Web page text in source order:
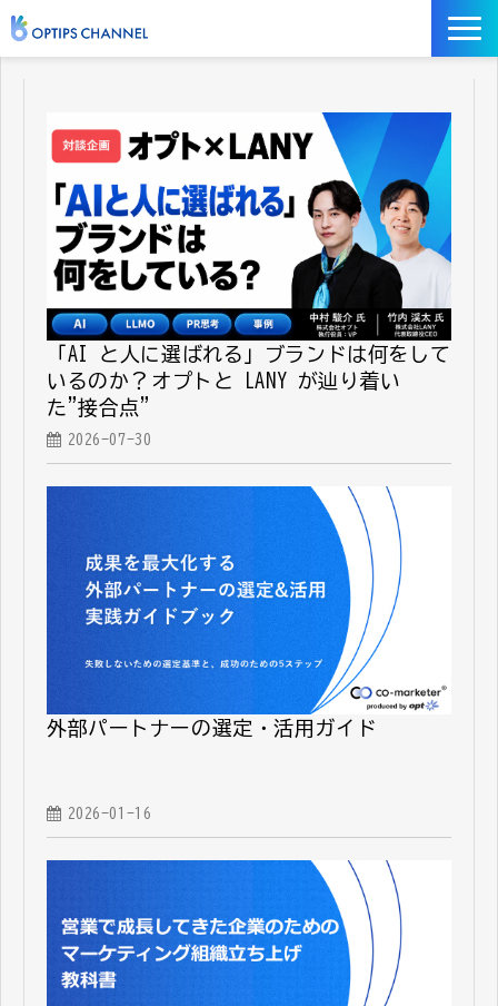
イベント
サービス／ツール
「AI と人に選ばれる」ブランドは何をして
いるのか？──オプトと LANY が辿り着い
た"接合点"
2026-07-30
外部パートナーの選定・活用ガイド
2026-01-16